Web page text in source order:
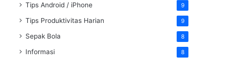
Tips Android / iPhone 9
Tips Produktivitas Harian 9
Sepak Bola 8
Informasi 8